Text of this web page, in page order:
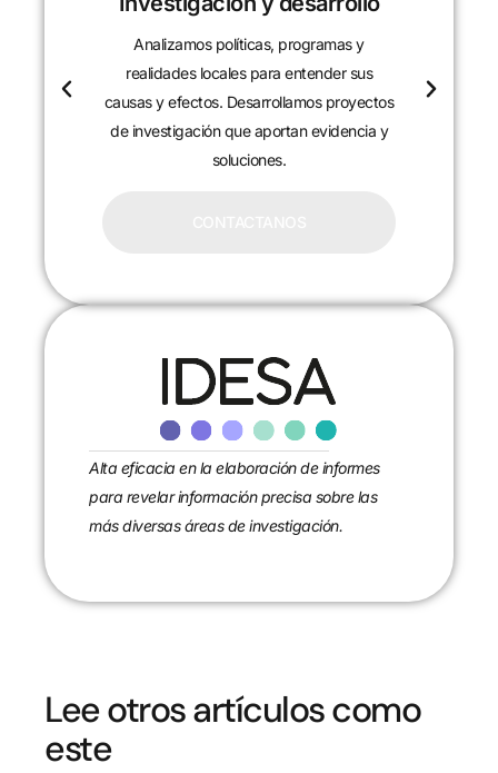
Analizamos políticas, programas y
realidades locales para entender sus
causas y efectos. Desarrollamos proyectos
de investigación que aportan evidencia y
soluciones.
Alta eficacia en la elaboración de informes
para revelar información precisa sobre las
más diversas áreas de investigación.
Lee otros artículos como
este